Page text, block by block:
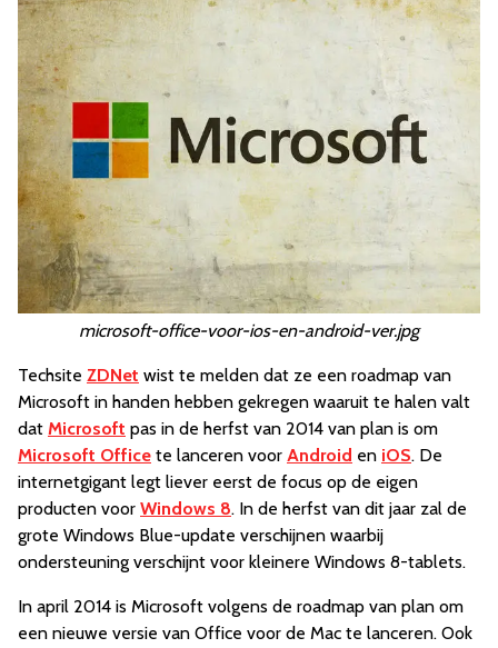
microsoft-office-voor-ios-en-android-ver.jpg
Techsite ZDNet wist te melden dat ze een roadmap van
Microsoft in handen hebben gekregen waaruit te halen valt
dat Microsoft pas in de herfst van 2014 van plan is om
Microsoft Office te lanceren voor Android en iOS. De
internetgigant legt liever eerst de focus op de eigen
producten voor Windows 8. In de herfst van dit jaar zal de
grote Windows Blue-update verschijnen waarbij
ondersteuning verschijnt voor kleinere Windows 8-tablets.
In april 2014 is Microsoft volgens de roadmap van plan om
een nieuwe versie van Office voor de Mac te lanceren. Ook